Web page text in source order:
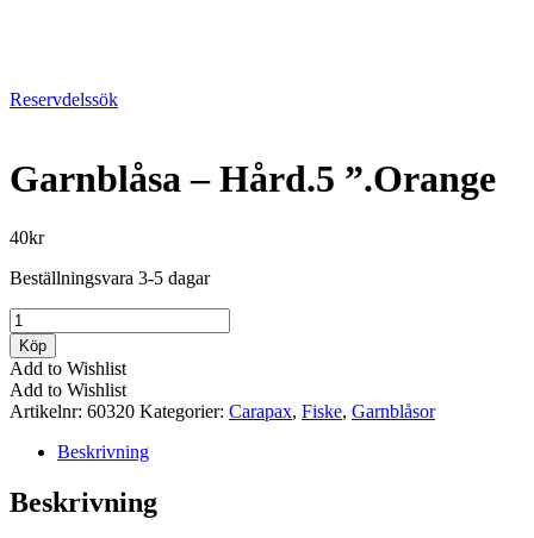
Reservdelssök
Garnblåsa – Hård.5 ”.Orange
40kr
Beställningsvara 3-5 dagar
Garnblåsa
-
Hård.5
''.Orange
mängd
Köp
Add to Wishlist
Add to Wishlist
Artikelnr: 60320 Kategorier: Carapax, Fiske, Garnblåsor
Beskrivning
Beskrivning